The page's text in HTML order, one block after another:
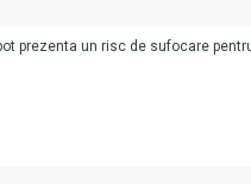
prezenta un risc de sufocare